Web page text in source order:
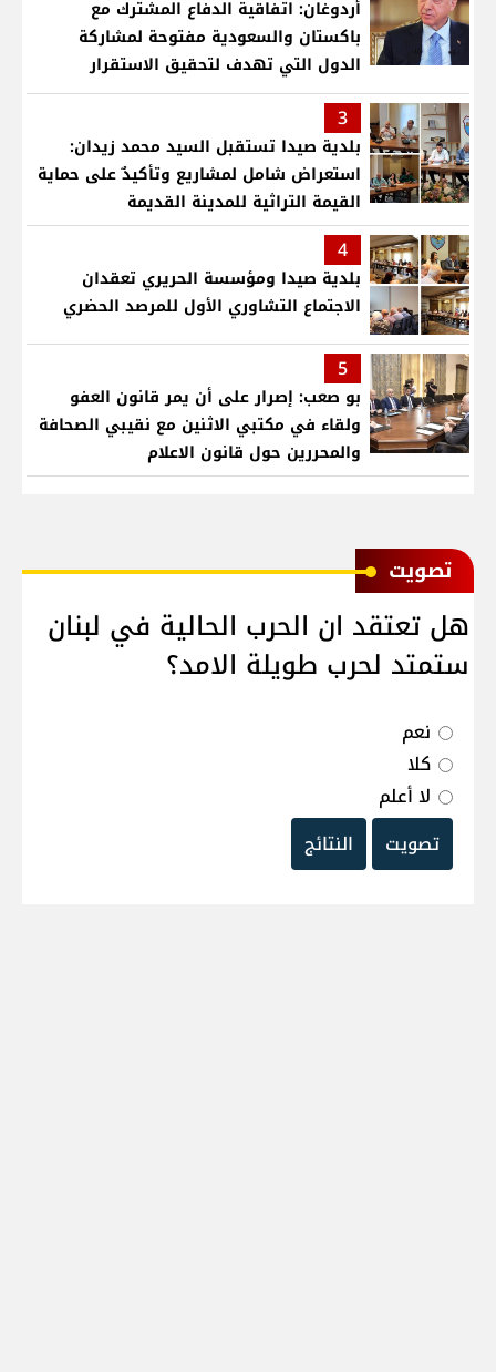
أردوغان: اتفاقية الدفاع المشترك مع
باكستان والسعودية مفتوحة لمشاركة
الدول التي تهدف لتحقيق الاستقرار
بمنطقتنا
3
بلدية صيدا تستقبل السيد محمد زيدان:
استعراض شامل لمشاريع وتأكيدٌ على حماية
القيمة التراثية للمدينة القديمة
4
بلدية صيدا ومؤسسة الحريري تعقدان
الاجتماع التشاوري الأول للمرصد الحضري
5
بو صعب: إصرار على أن يمر قانون العفو
ولقاء في مكتبي الاثنين مع نقيبي الصحافة
والمحررين حول قانون الاعلام
ﺗﺼﻮﻳﺖ
هل تعتقد ان الحرب الحالية في لبنان
ستمتد لحرب طويلة الامد؟
نعم
كلا
لا أعلم
تصويت
النتائج